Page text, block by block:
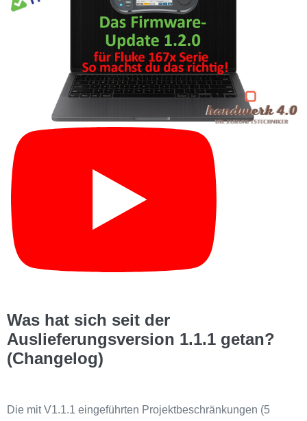
Was hat sich seit der
Auslieferungsversion 1.1.1 getan?
(Changelog)
Die mit V1.1.1 eingeführten Projektbeschränkungen (5